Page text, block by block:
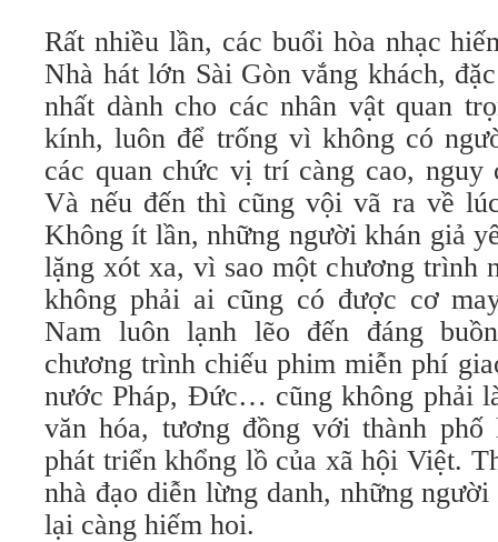
Rất nhiều lần, các buổi hòa nhạc
Nhà hát lớn Sài Gòn vắng khách,
nhất dành cho các nhân vật quan
kính, luôn để trống vì không có
các quan chức vị trí càng cao, nguy
Và nếu đến thì cũng vội vã ra về
Không ít lần, những người khán giả
lặng xót xa, vì sao một chương trình
không phải ai cũng có được cơ
Nam luôn lạnh lẽo đến đáng
chương trình chiếu phim miễn phí
nước Pháp, Đức… cũng không phải
văn hóa, tương đồng với thành
phát triển khổng lồ của xã hội Việt.
nhà đạo diễn lừng danh, những
lại càng hiếm hoi.